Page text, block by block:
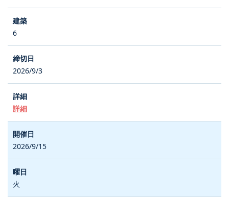
6
2026/9/3
詳細
2026/9/15
火